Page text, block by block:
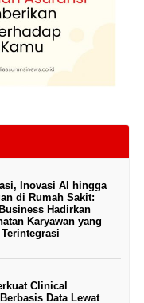
Inovasi AI hingga
di Rumah Sakit:
Hadirkan
Karyawan yang
Clinical
Data Lewat